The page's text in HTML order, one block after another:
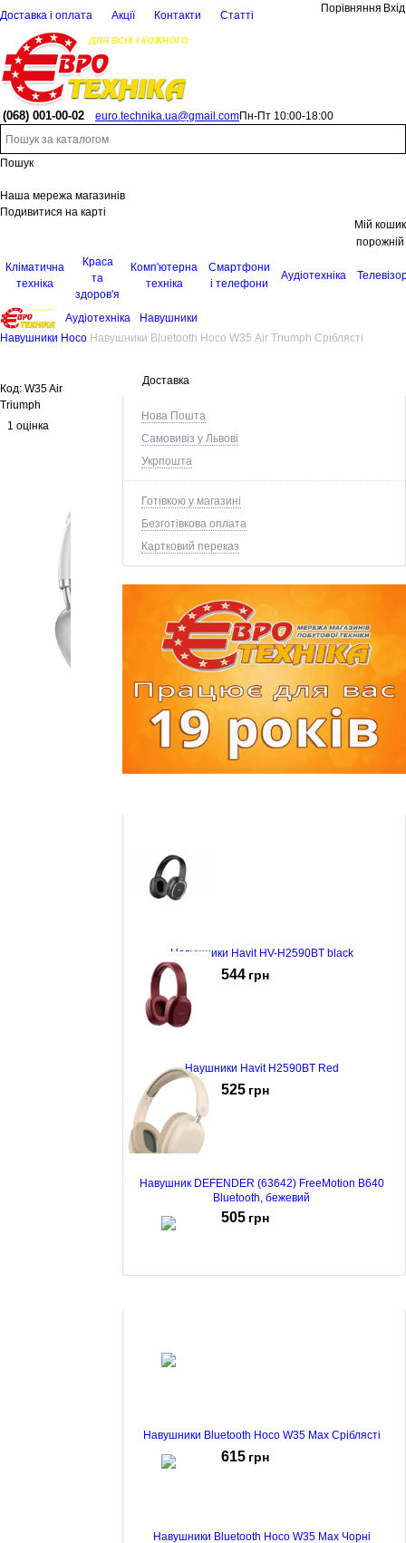
Доставка і оплата Акції Контакти Статті
Порівняння Вхід
(068) 001-00-02 euro.technika.ua@gmail.comПн-Пт 10:00-18:00
Пошук
Наша мережа магазинів
Подивитися на карті
Мій кошик
порожній
Кліматична
техніка
Краса
та
здоров'я
Комп'ютерна
техніка
Смартфони
і телефони
Аудіотехніка
Аудіотехніка
Навушники
Навушники Hoco Навушники Bluetooth Hoco W35 Air Triumph Сріблясті
Доставка
Нова Пошта
Самовивіз у Львові
Укрпошта
Готівкою у магазині
Безготівкова оплата
Картковий переказ
Навушники Havit HV-H2590BT black
544 грн
Наушники Havit H2590BT Red
525 грн
Навушник DEFENDER (63642) FreeMotion B640
Bluetooth, бежевий
505 грн
Навушники Bluetooth Hoco W35 Max Сріблясті
615 грн
Навушники Bluetooth Hoco W35 Max Чорні
Код: W35 Air
Triumph
1 оцінка